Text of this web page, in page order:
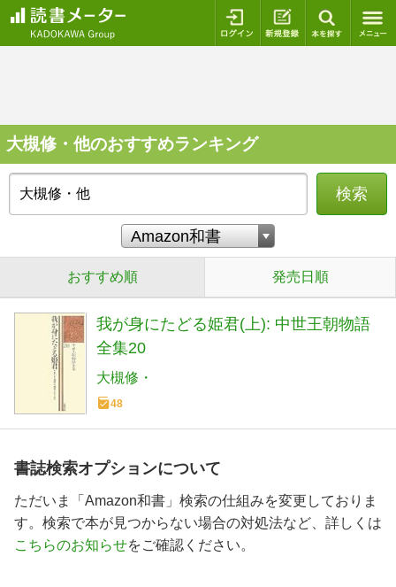
ログイン 新規登録
大槻修・他のおすすめランキング
検索
おすすめ順 発売日順
我が身にたどる姫君(上): 中世王朝物語
全集20
大槻修・
48
書誌検索オプションについて
ただいま「Amazon和書」検索の仕組みを変更しておりま
す。検索で本が見つからない場合の対処法など、詳しくは
こちらのお知らせをご確認ください。